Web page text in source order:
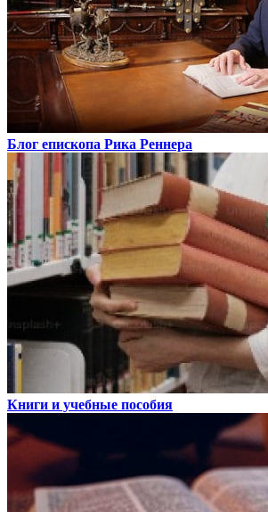
Блог епископа Рика Реннера
Книги и учебные пособия